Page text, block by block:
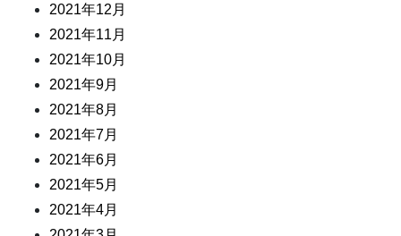
2021年12月
2021年11月
2021年10月
2021年9月
2021年8月
2021年7月
2021年6月
2021年5月
2021年4月